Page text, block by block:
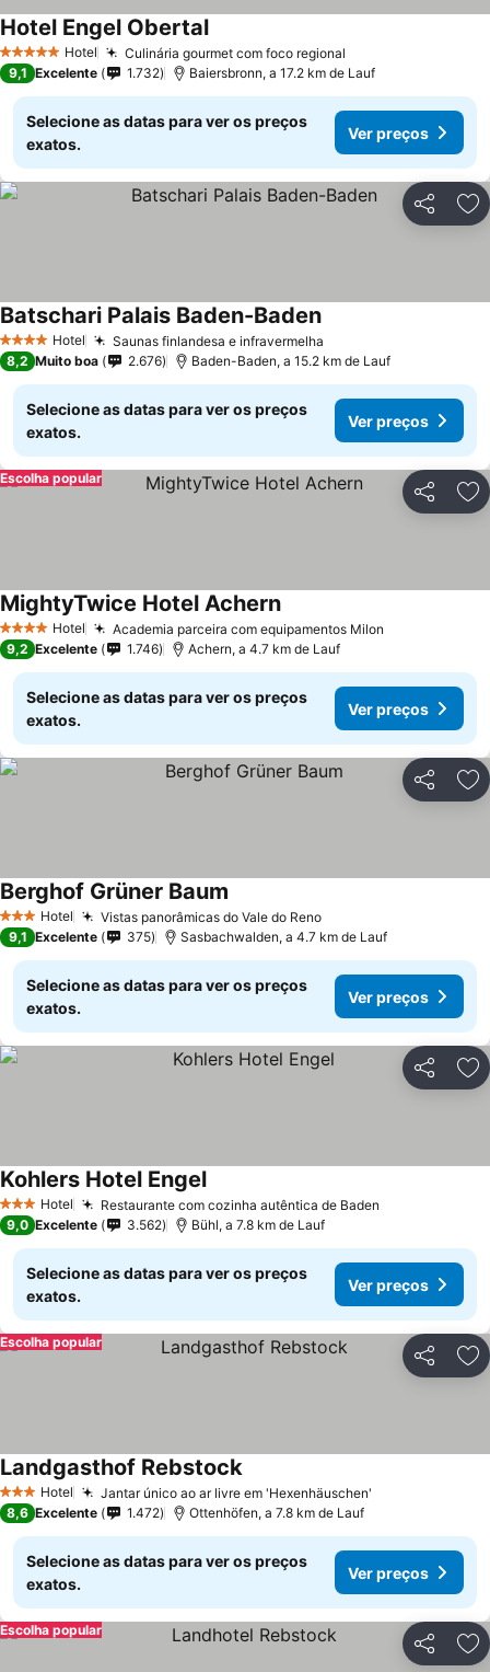
5 Estrelas Hotel Culinária gourmet com foco regional
Hotel Engel Obertal
9,1 Excelente 1.732 Baiersbronn, a 17.2 km de Lauf
Selecione as datas para ver os preços
exatos.
Ver preços
Partilhar
4 EstrelasHotel Saunas finlandesa e infravermelha
Batschari Palais Baden-Baden
8,2 Muito boa 2.676 Baden-Baden, a 15.2 km de Lauf
Selecione as datas para ver os preços
exatos.
Ver preços
Partilhar
Escolha popular
4 EstrelasHotel Academia parceira com equipamentos Milon
MightyTwice Hotel Achern
9,2 Excelente 1.746 Achern, a 4.7 km de Lauf
Selecione as datas para ver os preços
exatos.
Ver preços
Partilhar
3 EstrelasHotel Vistas panorâmicas do Vale do Reno
Berghof Grüner Baum
9,1 Excelente 375 Sasbachwalden, a 4.7 km de Lauf
Selecione as datas para ver os preços
exatos.
Ver preços
Partilhar
3 EstrelasHotel Restaurante com cozinha autêntica de Baden
Kohlers Hotel Engel
9,0 Excelente 3.562 Bühl, a 7.8 km de Lauf
Selecione as datas para ver os preços
exatos.
Ver preços
Partilhar
Escolha popular
3 EstrelasHotel Jantar único ao ar livre em 'Hexenhäuschen'
Landgasthof Rebstock
8,6 Excelente 1.472 Ottenhöfen, a 7.8 km de Lauf
Selecione as datas para ver os preços
exatos.
Ver preços
Partilhar
Escolha popular